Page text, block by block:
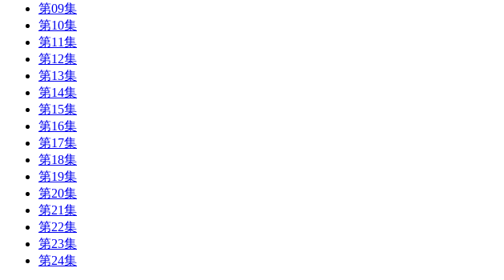
第09集
第10集
第11集
第12集
第13集
第14集
第15集
第16集
第17集
第18集
第19集
第20集
第21集
第22集
第23集
第24集